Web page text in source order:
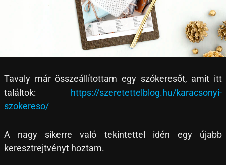
Tavaly már összeállítottam egy szókeresőt, amit itt
találtok: https://szeretettelblog.hu/karacsonyi-
szokereso/
A nagy sikerre való tekintettel idén egy újabb
keresztrejtvényt hoztam.